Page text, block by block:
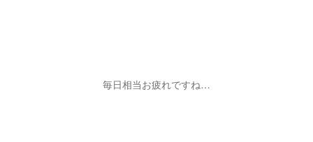
毎日相当お疲れですね…